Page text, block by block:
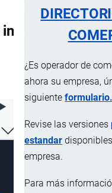
¿Es operador de
ahora su empresa,
siguienteformulario.
Revise las versiones
estandar
empresa.
Para más
29.19 Ésteres
incluidos los